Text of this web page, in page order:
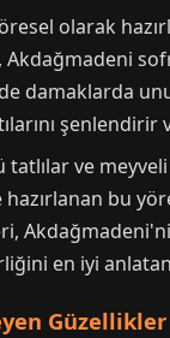
olarak
damaklarda
ve
bu
en iyi
Güzellikler